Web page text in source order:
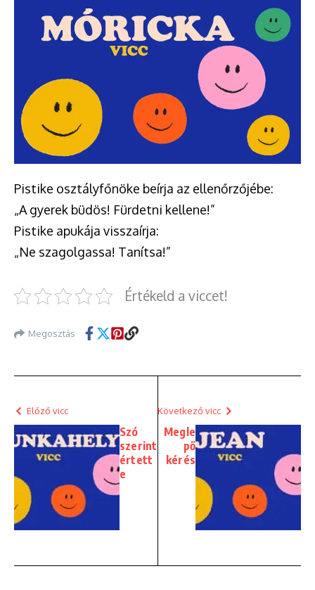
Pistike osztályfőnöke beírja az ellenőrzőjébe:
„A gyerek büdös! Fürdetni kellene!”
Pistike apukája visszaírja:
„Ne szagolgassa! Tanítsa!”
Értékeld a viccet!
Megosztás
Előző vicc
Szó
szerint
értett
e
Következő vicc
Megle
pő
kérés